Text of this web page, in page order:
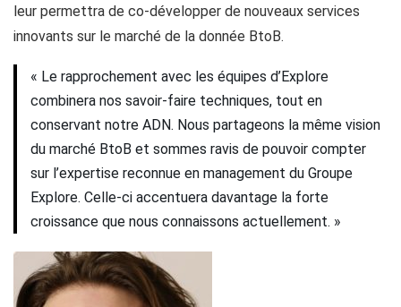
leur permettra de co-développer de nouveaux services
innovants sur le marché de la donnée BtoB.
« Le rapprochement avec les équipes d’Explore
combinera nos savoir-faire techniques, tout en
conservant notre ADN. Nous partageons la même vision
du marché BtoB et sommes ravis de pouvoir compter
sur l’expertise reconnue en management du Groupe
Explore. Celle-ci accentuera davantage la forte
croissance que nous connaissons actuellement. »